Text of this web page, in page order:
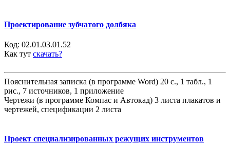
Проектирование зубчатого долбяка
Код: 02.01.03.01.52
Как тут скачать?
Пояснительная записка (в программе Word) 20 с., 1 табл., 1
рис., 7 источников, 1 приложение
Чертежи (в программе Компас и Автокад) 3 листа плакатов и
чертежей, спецификации 2 листа
Проект специализированных режущих инструментов